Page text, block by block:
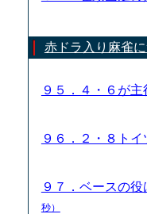
赤ドラ入り麻雀
９５．４・６が
９６．２・８ト
９７．ベースの
秒）